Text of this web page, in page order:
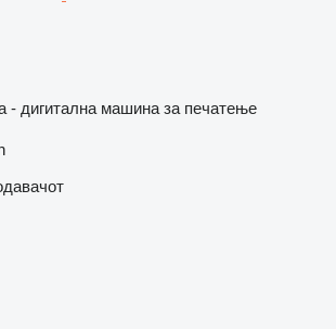
- дигитална машина за печатење